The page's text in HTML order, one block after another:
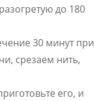
до 180
30 минут при
срезаем нить,
его, и